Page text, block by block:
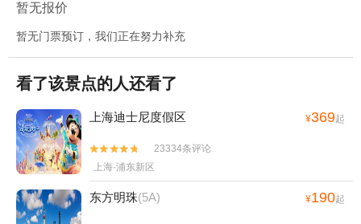
暂无报价
暂无门票预订，我们正在努力补充
看了该景点的人还看了
上海迪士尼度假区 ¥369起


23334条评论
上海·浦东新区
东方明珠(5A) ¥190起